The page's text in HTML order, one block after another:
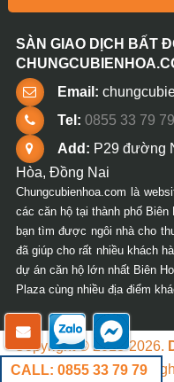
SÀN GIAO DỊCH BẤT
Email:
Tel: 0855 33 79 79
Add: P29 đường
Hòa, Đồng Nai
Chungcubienhoa.com là
các căn hộ tại thành phố
bạn tìm được ngôi nhà cho
đã giúp cho rất nhiều khách
dự án căn hộ lớn nhất Biên
Plaza cùng nhiều địa điểm
CALL: 0855 33 79 79
Copyright © 2018-2026.